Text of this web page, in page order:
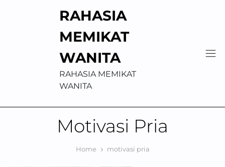
RAHASIA
MEMIKAT
WANITA
RAHASIA MEMIKAT
WANITA
Motivasi Pria
Home motivasi pria